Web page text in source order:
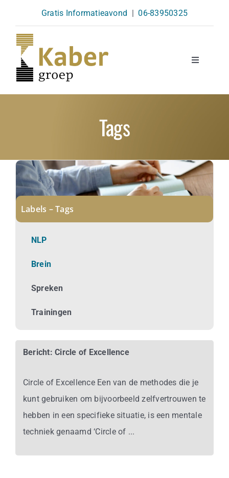
content
Gratis Informatieavond | 06-83950325
Toggle
Opleidingen
Agenda
Over Ons
Kennisbank
Tags
Labels – Tags
NLP
Brein
Spreken
Trainingen
Bericht: Circle of Excellence
Circle of Excellence Een van de methodes die je
kunt gebruiken om bijvoorbeeld zelfvertrouwen te
hebben in een specifieke situatie, is een mentale
techniek genaamd ‘Circle of ...